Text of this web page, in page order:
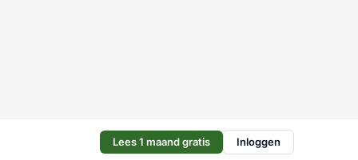
Lees 1 maand gratis Inloggen